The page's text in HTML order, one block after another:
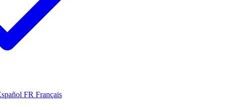
FR Français